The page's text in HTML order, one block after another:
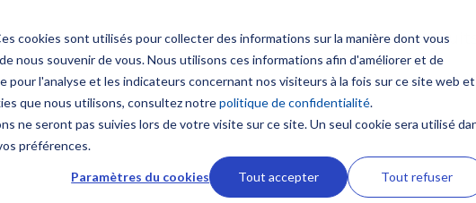
cookies sont utilisés pour collecter des informations sur la manière dont vous
nous souvenir de vous. Nous utilisons ces informations afin d'améliorer et de
pour l'analyse et les indicateurs concernant nos visiteurs à la fois sur ce site web et
que nous utilisons, consultez notrepolitique de confidentialité.
ne seront pas suivies lors de votre visite sur ce site. Un seul cookie sera utilisé
préférences.
Paramètres du cookies Tout accepter Tout refuser
Produits
Combinés multifonction
NavNet TZtouch
Communication et
satellitaires
Radio VHF
Antennes VHF
Formation sur mesure
NavSkills Online
Centre de formation
Contenus
Nouveautés
Furuno Academy